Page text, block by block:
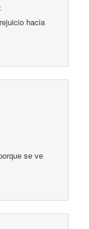
hacia
se ve